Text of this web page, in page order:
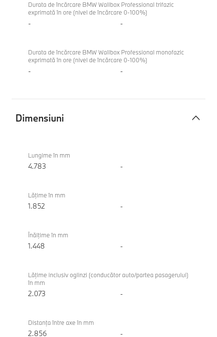
Durata de încărcare BMW Wallbox Professional trifazic
exprimată în ore (nivel de încărcare 0-100%)
- -
Durata de încărcare BMW Wallbox Professional monofazic
exprimată în ore (nivel de încărcare 0-100%)
- -
Dimensiuni
eDrive40
Gran
Lungime în mm
4.783 -
Lăţime în mm
1.852 -
Înălţime în mm
1.448 -
Lăţime inclusiv oglinzi (conducător auto/partea pasagerului)
în mm
2.073 -
Distanţa între axe în mm
2.856 -